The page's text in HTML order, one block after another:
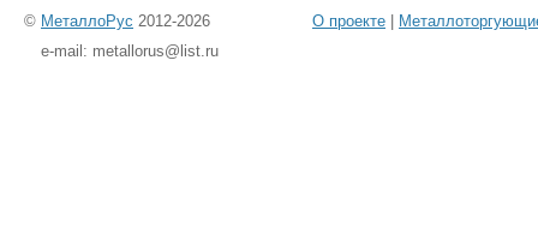
© МеталлоРус 2012-2026 О проекте
e-mail: metallorus@list.ru